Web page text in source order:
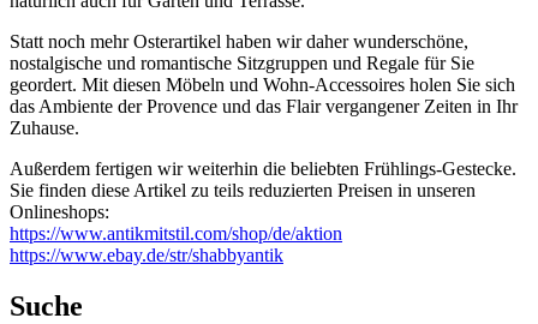
Statt noch mehr Osterartikel haben wir daher wunderschöne,
nostalgische und romantische Sitzgruppen und Regale für Sie
geordert. Mit diesen Möbeln und Wohn-Accessoires holen Sie sich
das Ambiente der Provence und das Flair vergangener Zeiten in Ihr
Zuhause.
Außerdem fertigen wir weiterhin die beliebten Frühlings-Gestecke.
Sie finden diese Artikel zu teils reduzierten Preisen in unseren
Onlineshops:
https://www.antikmitstil.com/shop/de/aktion
https://www.ebay.de/str/shabbyantik
Suche